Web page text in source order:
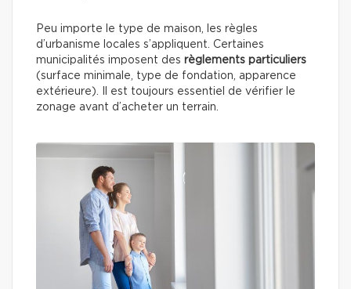
Peu importe le type de maison, les règles
d’urbanisme locales s’appliquent. Certaines
municipalités imposent des règlements particuliers
(surface minimale, type de fondation, apparence
extérieure). Il est toujours essentiel de vérifier le
zonage avant d’acheter un terrain.